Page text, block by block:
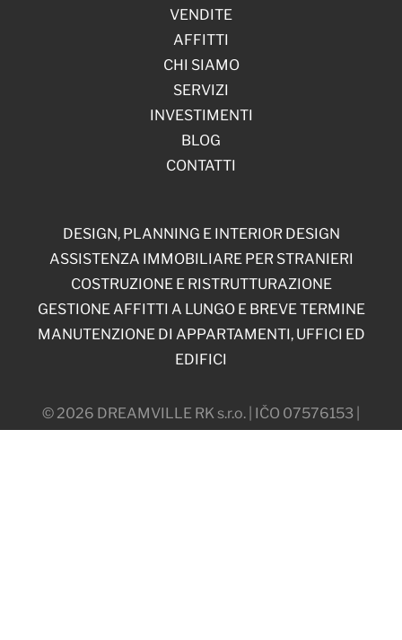
VENDITE
AFFITTI
CHI SIAMO
SERVIZI
INVESTIMENTI
BLOG
CONTATTI
© 2026 DREAMVILLE RK s.r.o. | IČO 07576153 |
DESIGN, PLANNING E INTERIOR DESIGN
ASSISTENZA IMMOBILIARE PER STRANIERI
COSTRUZIONE E RISTRUTTURAZIONE
GESTIONE AFFITTI A LUNGO E BREVE TERMINE
MANUTENZIONE DI APPARTAMENTI, UFFICI ED
EDIFICI